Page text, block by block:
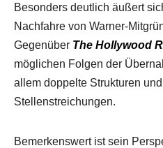
Besonders deutlich äußert
Nachfahre von Warner-
Gegenüber The Hollywood
möglichen Folgen der
allem doppelte Strukturen
Stellenstreichungen.
Bemerkenswert ist sein